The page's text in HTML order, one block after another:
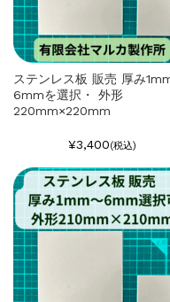
ステンレス板 販売 厚み
6mmを選択・ 外形
220mm×220mm
¥3,400(税込)